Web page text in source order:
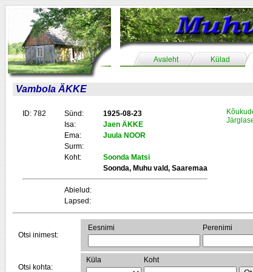
Avaleht Külad
Vambola ÄKKE
ID: 782 Sünd:
1925-08-23
Isa:
Jaen ÄKKE
Ema:
Juula NOOR
Surm:
Koht:
Soonda Matsi
Soonda, Muhu vald, Saaremaa
Abielud:
Lapsed:
Otsi inimest:
Eesnimi Perenimi
Otsi kohta:
Küla Koht